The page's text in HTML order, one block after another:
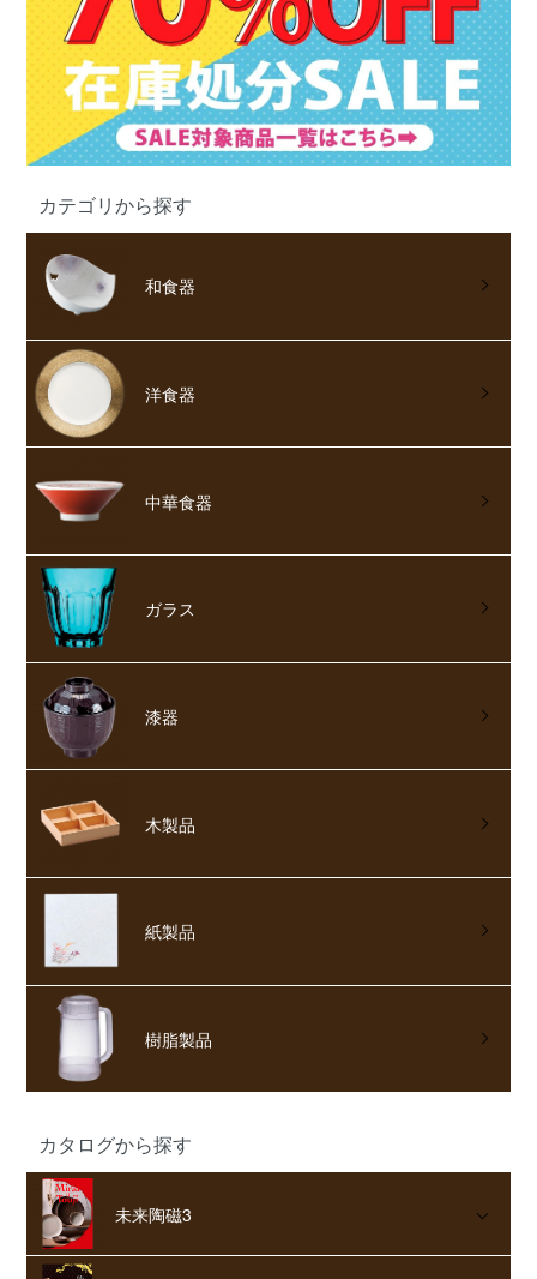
カテゴリから探す
和食器
洋食器
中華食器
ガラス
漆器
木製品
紙製品
樹脂製品
カタログから探す
未来陶磁3